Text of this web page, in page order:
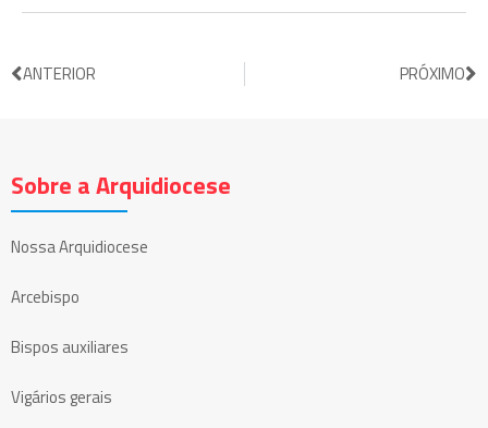
ANTERIOR PRÓXIMO
Sobre a Arquidiocese
Nossa Arquidiocese
Arcebispo
Bispos auxiliares
Vigários gerais